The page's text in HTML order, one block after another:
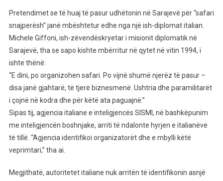
Pretendimet se të huaj të pasur udhëtonin në Sarajevë për “safari
snajperësh” janë mbështetur edhe nga një ish-diplomat italian.
Michele Giffoni, ish-zëvendëskryetar i misionit diplomatik në
Sarajevë, tha se sapo kishte mbërritur në qytet në vitin 1994, i
ishte thënë:
“E dini, po organizohen safari. Po vijnë shumë njerëz të pasur –
disa janë gjahtarë, të tjerë biznesmenë. Ushtria dhe paramilitarët
i çojnë në kodra dhe për këtë ata paguajnë.”
Sipas tij, agjencia italiane e inteligjencës SISMI, në bashkëpunim
me inteligjencën boshnjake, arriti të ndalonte hyrjen e italianëve
të tillë. “Agjencia identifikoi organizatorët dhe e mbylli këtë
veprimtari,” tha ai.
Megjithatë, autoritetet italiane nuk arritën të identifikonin asnjë